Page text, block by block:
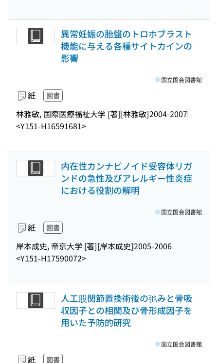
異常妊娠の胎盤のトロホブラスト
機能に与える各種サイトカインの
影響
紙 図書
林雅敏, 国際医療福祉大学 [著][林雅敏]2004-2007
<Y151-H16591681>
国立国会図書館
内在性カンナビノイド受容体リガ
ンドの急性及びアレルギー性炎症
における役割の解明
紙 図書
岸本成史, 帝京大学 [著][岸本成史]2005-2006
<Y151-H17590072>
国立国会図書館
人工股関節置換術後の弛みと骨吸
収因子との相関及び骨形成因子を
用いた予防的研究
紙 図書
国立国会図書館